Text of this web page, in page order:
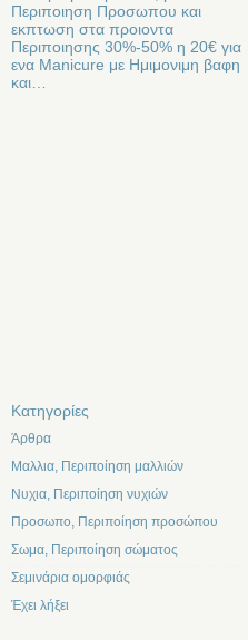
Περιποιηση Προσωπου και
εκπτωση στα προιοντα
Περιποιησης 30%-50% η 20€ για
ενα Manicure με Ημιμονιμη βαφη
και…
Kατηγορίες
Άρθρα
Μαλλια, Περιποίηση μαλλιών
Νυχια, Περιποίηση νυχιών
Προσωπο, Περιποίηση προσώπου
Σωμα, Περιποίηση σώματος
Σεμινάρια ομορφιάς
Έχει λήξει